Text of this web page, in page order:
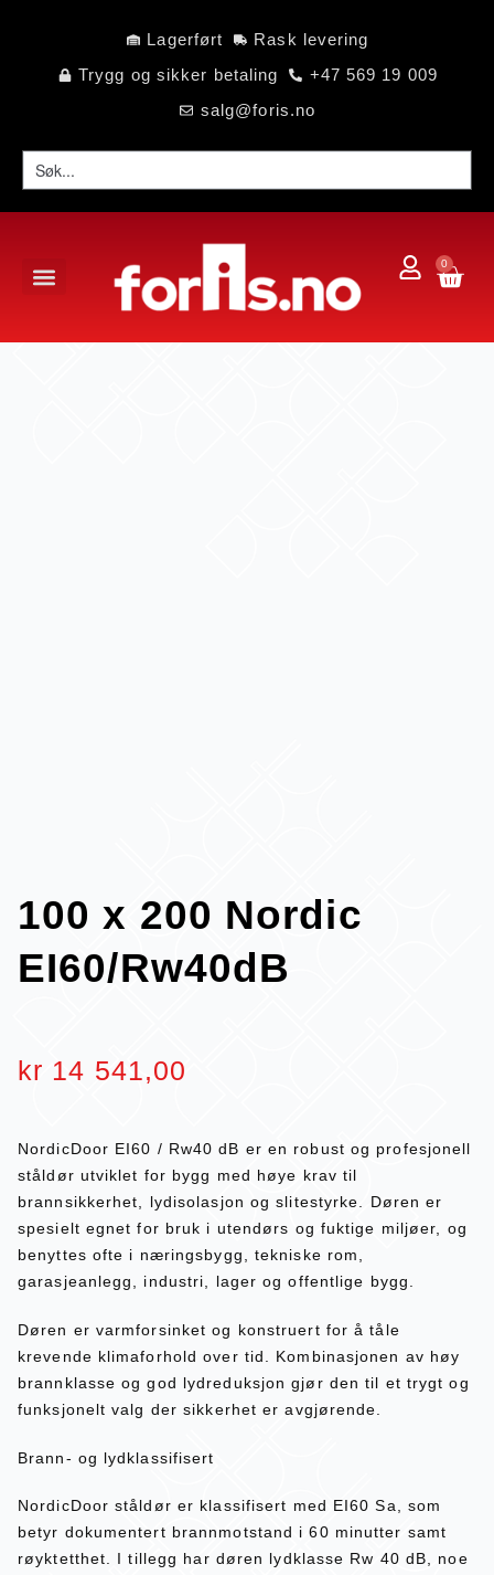
Lagerført
Rask levering
Trygg og sikker betaling
+47 569 19 009
salg@foris.no
0
100 x 200 Nordic
EI60/Rw40dB
kr 14 541,00
NordicDoor EI60 / Rw40 dB er en robust og profesjonell
ståldør utviklet for bygg med høye krav til
brannsikkerhet, lydisolasjon og slitestyrke. Døren er
spesielt egnet for bruk i utendørs og fuktige miljøer, og
benyttes ofte i næringsbygg, tekniske rom,
garasjeanlegg, industri, lager og offentlige bygg.
Døren er varmforsinket og konstruert for å tåle
krevende klimaforhold over tid. Kombinasjonen av høy
brannklasse og god lydreduksjon gjør den til et trygt og
funksjonelt valg der sikkerhet er avgjørende.
Brann- og lydklassifisert
NordicDoor ståldør er klassifisert med EI60 Sa, som
betyr dokumentert brannmotstand i 60 minutter samt
røyktetthet. I tillegg har døren lydklasse Rw 40 dB, noe